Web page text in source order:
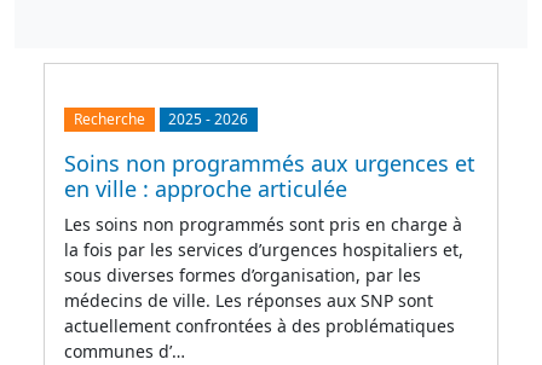
Recherche 2025-2026
Soins non programmés aux urgences et
en ville : approche articulée
Les soins non programmés sont pris en charge à
la fois par les services d’urgences hospitaliers et,
sous diverses formes d’organisation, par les
médecins de ville. Les réponses aux SNP sont
actuellement confrontées à des problématiques
communes d’…